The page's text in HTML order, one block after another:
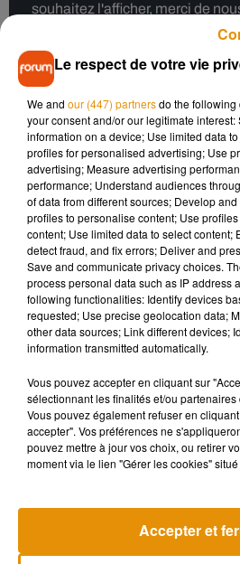
souhaitez l'afficher, merci de
en cliquant sur le
Afficher
Musique
7 août 2026
Madonna sort enfin le remix de «
Sensation » avec Kylie Minogue
Le respect de votre vie
We and our (447) partnersdo the following
your consent and/or our legitimate interest:
information on a device; Use limited data
profiles for personalised advertising; Use
advertising; Measure advertising
performance; Understand audiences
of data from different sources; Develop
profiles to personalise content; Use
content; Use limited data to select content;
detect fraud, and fix errors; Deliver and
Save and communicate privacy choices.
process personal data such as IP address
following functionalities: Identify devices
requested; Use precise geolocation data;
other data sources; Link different devices;
information transmitted automatically.
Vous pouvez accepter en cliquant sur
sélectionnant les finalités et/ou partenaires
Vous pouvez également refuser en
accepter". Vos préférences ne
pouvez mettre à jour vos choix, ou retirer
moment via le lien "Gérer les cookies"
Accepter et